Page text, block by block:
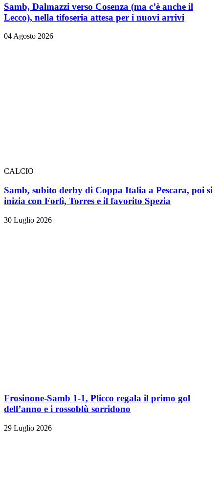
Samb, Dalmazzi verso Cosenza (ma c’è anche il
Lecco), nella tifoseria attesa per i nuovi arrivi
04 Agosto 2026
CALCIO
Samb, subito derby di Coppa Italia a Pescara, poi si
inizia con Forlì, Torres e il favorito Spezia
30 Luglio 2026
Frosinone-Samb 1-1, Plicco regala il primo gol
dell’anno e i rossoblù sorridono
29 Luglio 2026